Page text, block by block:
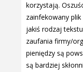
korzystają.
zainfekowany
jakiś rodzaj
zaufania firmy/
pieniędzy są
są bardziej